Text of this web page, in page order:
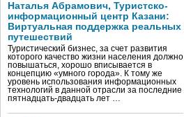
Наталья Абрамович, Туристско-
информационный центр Казани:
Виртуальная поддержка реальных
путешествий
Туристический бизнес, за счет развития
которого качество жизни населения должно
повышаться, хорошо вписывается в
концепцию «умного города». К тому же
уровень использования информационных
технологий в данной отрасли за последние
пятнадцать-двадцать лет …